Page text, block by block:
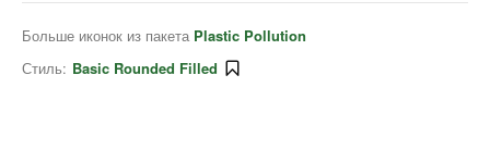
Больше иконок из пакета Plastic Pollution
Стиль: Basic Rounded Filled